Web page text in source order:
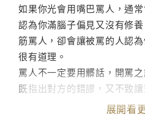
如果你光會用嘴巴罵人，通
認為你滿腦子偏見又沒有修
筋罵人，卻會讓被罵的人認
很有道理。
罵人不一定要用髒話，開罵
既指出對方的錯謬，又不致
展開看